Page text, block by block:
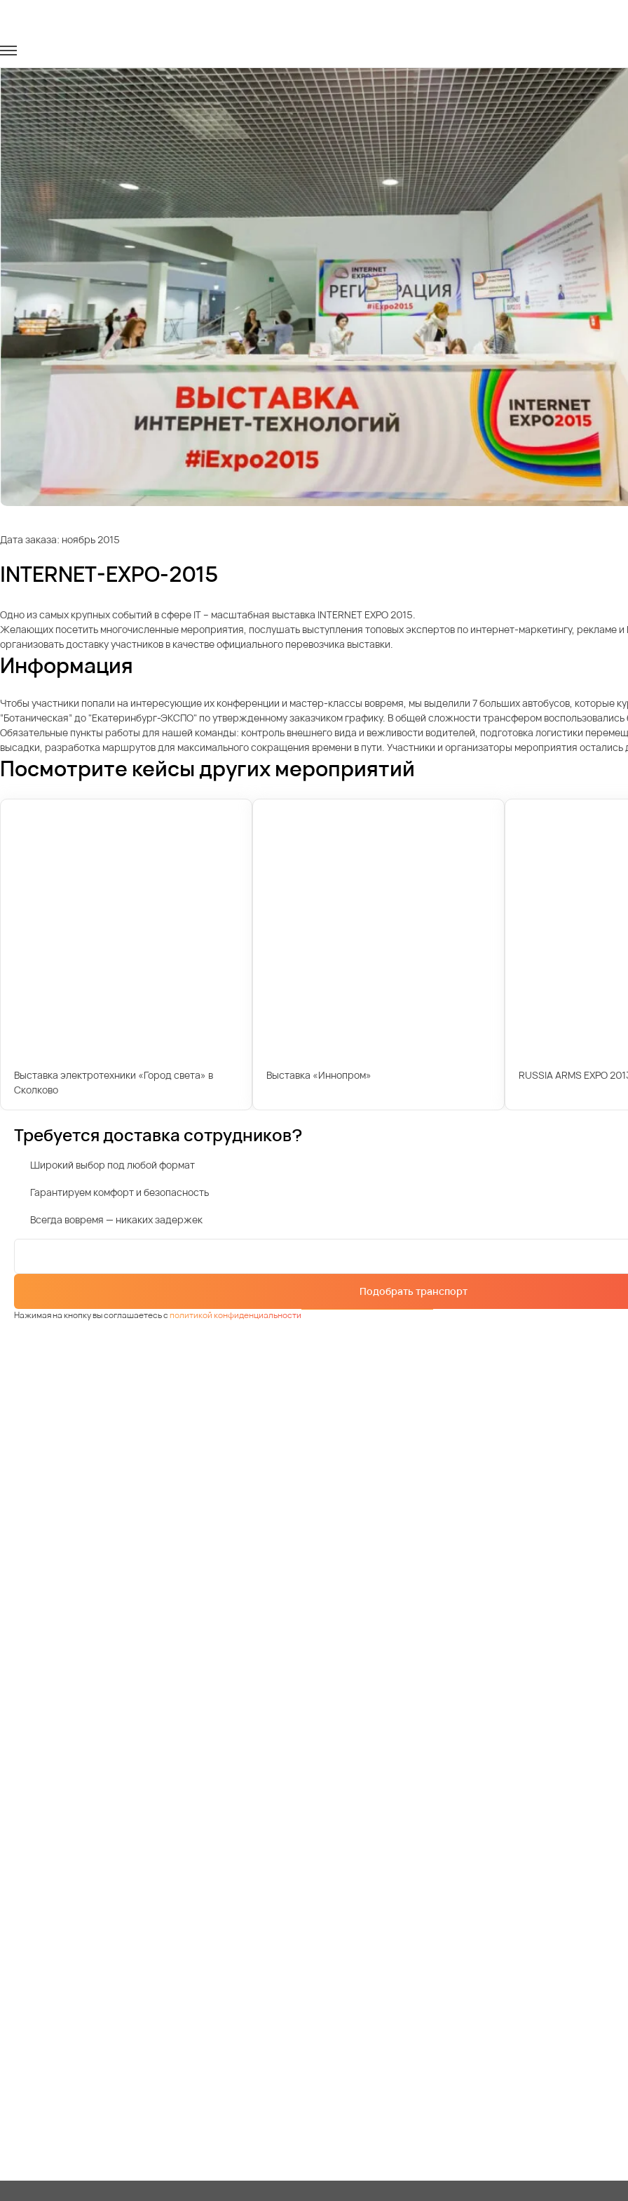
Дата заказа: ноябрь 2015
INTERNET-EXPO-2015
Одно из самых крупных событий в сфере IT – масштабная выставка INTERNET EXPO 2015.
Желающих посетить многочисленные мероприятия, послушать выступления топовых экспертов по интернет-маркетингу, рекламе
организовать доставку участников в качестве официального перевозчика выставки.
Информация
Чтобы участники попали на интересующие их конференции и мастер-классы вовремя, мы выделили 7 больших автобусов, которые
“Ботаническая” до "Екатеринбург-ЭКСПО" по утвержденному заказчиком графику. В общей сложности трансфером
Обязательные пункты работы для нашей команды: контроль внешнего вида и вежливости водителей, подготовка логистики
высадки, разработка маршрутов для максимального сокращения времени в пути. Участники и организаторы мероприятия
Посмотрите кейсы других мероприятий
Выставка электротехники «Город света» в
Сколково
Выставка «Иннопром» RUSSIA ARMS EXPO
Требуется доставка сотрудников?
Широкий выбор под любой формат
Гарантируем комфорт и безопасность
Всегда вовремя — никаких задержек
Подобрать транспорт
Нажимая на кнопку вы соглашаетесь сполитикой конфиденциальности